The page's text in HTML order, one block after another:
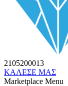
2105200013
ΚΑΛΕΣΕ ΜΑΣ
Marketplace Menu